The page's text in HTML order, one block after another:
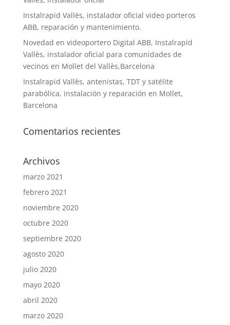
Instalrapid Vallès, instalador oficial video porteros
ABB, reparación y mantenimiento.
Novedad en videoportero Digital ABB, Instalrapid
Vallès, instalador oficial para comunidades de
vecinos en Mollet del Vallès,Barcelona
Instalrapid Vallès, antenistas, TDT y satélite
parabólica, instalación y reparación en Mollet,
Barcelona
Comentarios recientes
Archivos
marzo 2021
febrero 2021
noviembre 2020
octubre 2020
septiembre 2020
agosto 2020
julio 2020
mayo 2020
abril 2020
marzo 2020